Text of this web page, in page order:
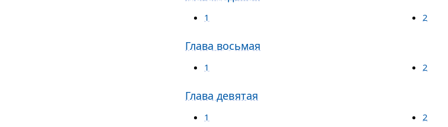
1 2
Глава восьмая
1 2
Глава девятая
1 2